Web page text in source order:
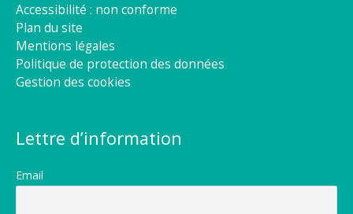
Accessibilité : non conforme
Plan du site
Mentions légales
Politique de protection des données
Gestion des cookies
Lettre d’information
Email